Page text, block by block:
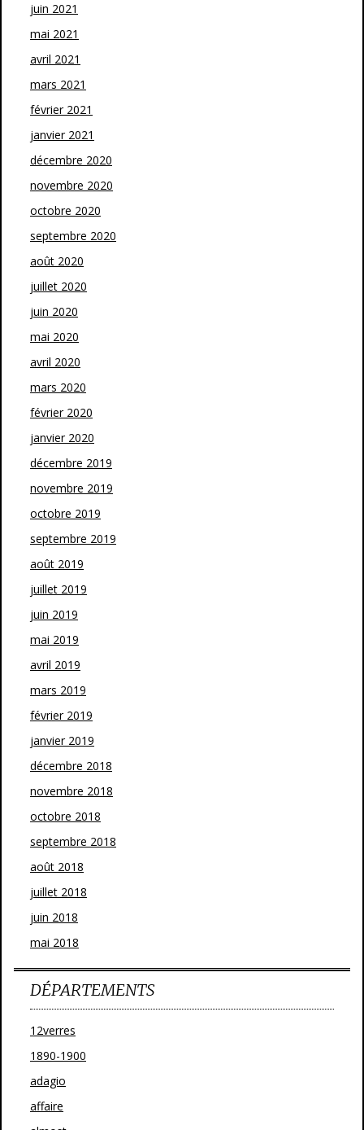
juin 2021
mai 2021
avril 2021
mars 2021
février 2021
janvier 2021
décembre 2020
novembre 2020
octobre 2020
septembre 2020
août 2020
juillet 2020
juin 2020
mai 2020
avril 2020
mars 2020
février 2020
janvier 2020
décembre 2019
novembre 2019
octobre 2019
septembre 2019
août 2019
juillet 2019
juin 2019
mai 2019
avril 2019
mars 2019
février 2019
janvier 2019
décembre 2018
novembre 2018
octobre 2018
septembre 2018
août 2018
juillet 2018
juin 2018
mai 2018
DÉPARTEMENTS
12verres
1890-1900
adagio
affaire